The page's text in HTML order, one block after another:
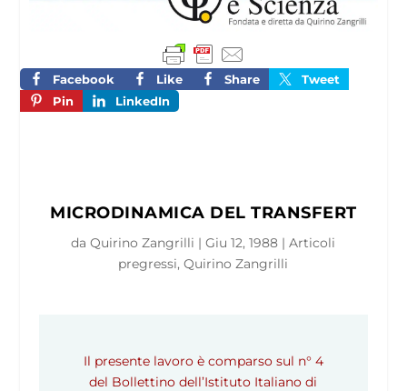
Facebook Like Share
Tweet
Pin
LinkedIn
MICRODINAMICA DEL TRANSFERT
daQuirino Zangrilli |Giu 12, 1988 |Articoli
pregressi,Quirino Zangrilli
Il presente lavoro è comparso sul n° 4
del Bollettino dell’Istituto Italiano di